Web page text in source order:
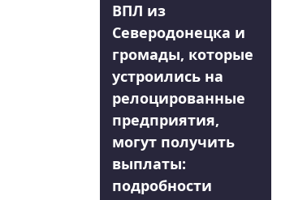
ВПЛ из
Северодонецка и
громады, которые
устроились на
релоцированные
предприятия,
могут получить
выплаты:
подробности